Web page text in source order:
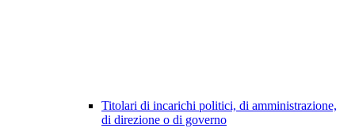
Titolari di incarichi politici, di amministrazione,
di direzione o di governo